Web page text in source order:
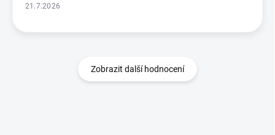
21.7.2026
Zobrazit další hodnocení